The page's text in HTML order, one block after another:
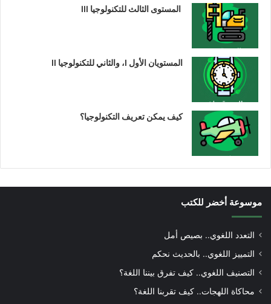
المستوى الثالث للتكنولوجيا III
المستويان الأول I، والثاني للتكنولوجيا II
كيف يمكن تعريف التكنولوجيا؟
موسوعة أخضر للكتب
التعدد اللغوي.. بصيص أمل
التمييز اللغوي.. بالحديث نحكم
التصنيف اللغوي.. كيف تفرق بيننا اللغة؟
محاكاة اللهجات.. كيف تقربنا اللغة؟